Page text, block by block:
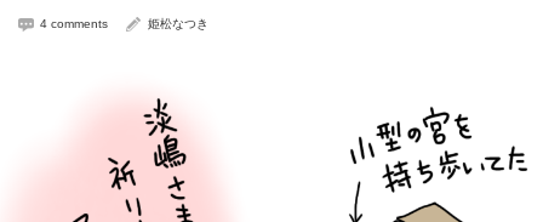
4 comments 姫松なつき